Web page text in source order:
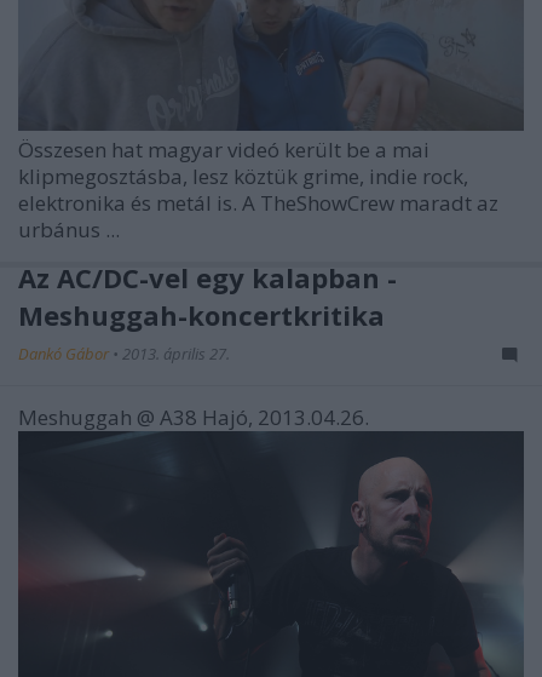
Összesen hat magyar videó került be a mai
klipmegosztásba, lesz köztük grime, indie rock,
elektronika és metál is. A TheShowCrew maradt az
urbánus ...
Az AC/DC-vel egy kalapban -
Meshuggah-koncertkritika
Dankó Gábor • 2013. április 27.
Meshuggah @ A38 Hajó, 2013.04.26.